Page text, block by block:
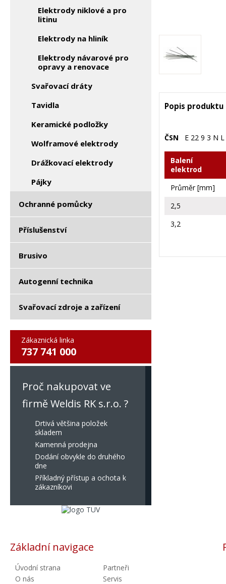
Elektrody niklové a pro
litinu
Elektrody na hliník
Elektrody návarové pro
opravy a renovace
Svařovací dráty
Tavidla
Keramické podložky
Wolframové elektrody
Drážkovací elektrody
Pájky
Ochranné pomůcky
Příslušenství
Brusivo
Autogenní technika
Svařovací zdroje a zařízení
Zákaznická linka
737 741 000
Proč nakupovat ve
firmě Weldis RK s.r.o. ?
Drtivá většina položek
skladem
Kamenná prodejna
Dodání obvykle do druhého
dne
Příkladný přístup a ochota k
zákazníkovi
Popis produktu
ČSN E 22 9 3 N
Balení
elektrod
Průměr [mm]
2,5
3,2
Základní navigace
Úvodní strana
O nás
Partneři
Servis